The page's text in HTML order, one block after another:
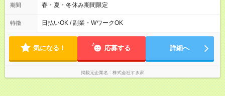
期間 春・夏・冬休み期間限定
特徴 日払いOK / 副業・WワークOK
気になる！ 応募する 詳細へ
掲載元企業名 株式会社すき家